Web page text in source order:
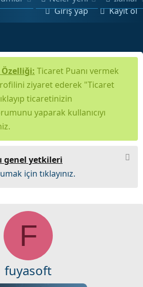
Giriş yap Kayıt ol
Özelliği: Ticaret Puanı vermek
ziyaret ederek "Ticaret
ticaretinizin
yaparak kullanıcıyı
genel yetkileri
için tıklayınız.
F
fuyasoft